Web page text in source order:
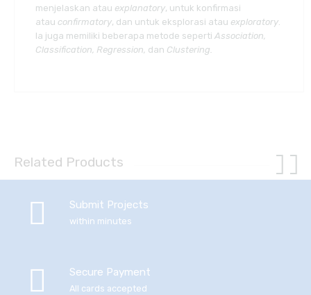
menjelaskan atau explanatory, untuk konfirmasi
atau confirmatory, dan untuk eksplorasi atau exploratory
Ia juga memiliki beberapa metode seperti Association,
Classification, Regression, dan Clustering.
Related Products
Submit Projects
within minutes
Secure Payment
All cards accepted